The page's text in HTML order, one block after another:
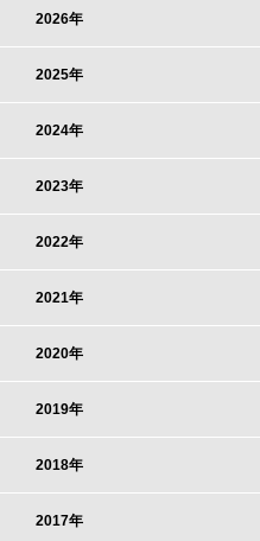
2026年
2025年
2024年
2023年
2022年
2021年
2020年
2019年
2018年
2017年